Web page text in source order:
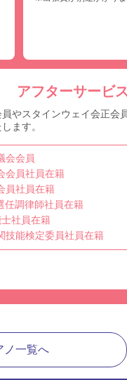
アフターサービ
やスタインウェイ会正会
ます。
会会員
会員社員在籍
員社員在籍
任調律師社員在籍
社員在籍
技能検定委員社員在籍
ノ一覧へ